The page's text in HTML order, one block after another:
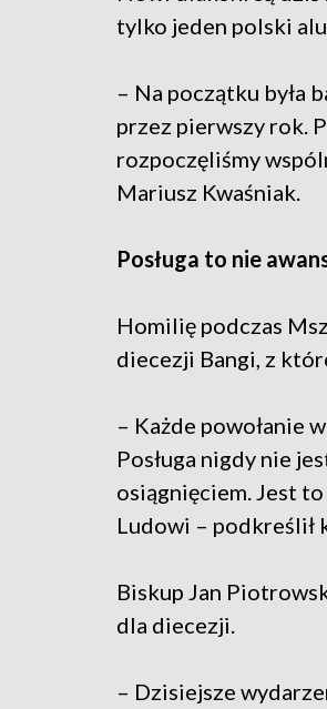
tylko jeden polski
– Na początku była
przez pierwszy rok.
rozpoczęliśmy
Mariusz Kwaśniak.
Posługa to nie
Homilię podczas
diecezji Bangi, z
– Każde powołanie
Posługa nigdy nie
osiągnięciem. Jest
Ludowi – podkreślił
Biskup Jan
dla diecezji.
– Dzisiejsze